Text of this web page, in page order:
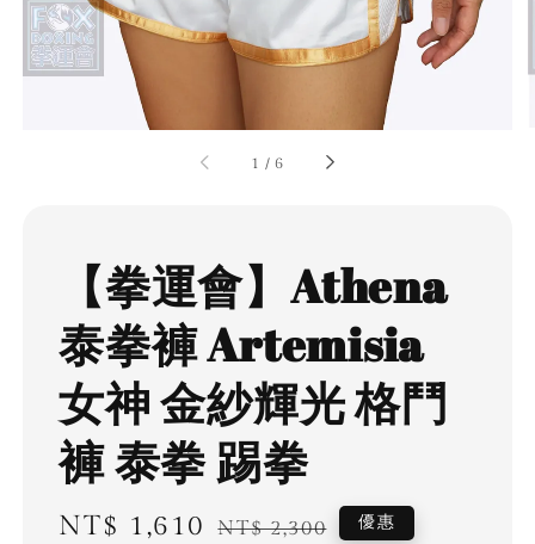
1 /6
【拳運會】Athena
泰拳褲 Artemisia
女神 金紗輝光 格鬥
褲 泰拳 踢拳
Sale
NT$ 1,610 Regular
NT$ 2,300 優惠